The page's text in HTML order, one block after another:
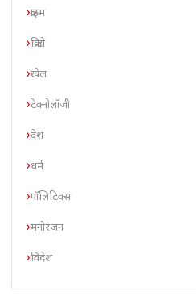
क्राइम
क्रिप्टो
खेल
टेक्नोलॉजी
देश
धर्म
पॉलिटिक्स
मनोरंजन
विदेश